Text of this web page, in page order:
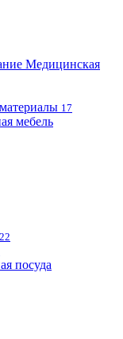
Медицинская
17
мебель
22
посуда